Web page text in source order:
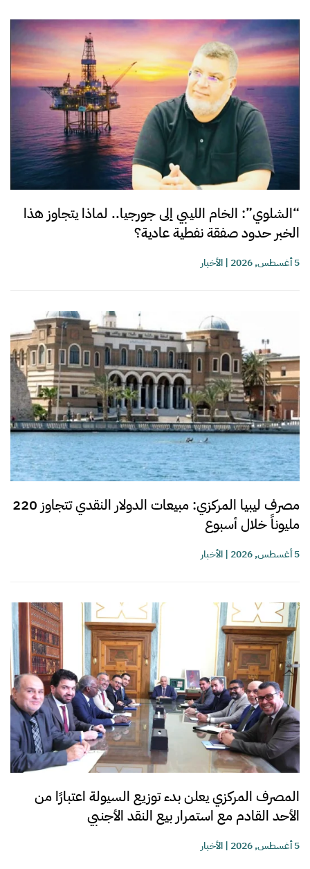
“الشلوي”: الخام الليبي إلى جورجيا.. لماذا يتجاوز هذا
الخبر حدود صفقة نفطية عادية؟
5 أغسطس, 2026 |الأخبار
مصرف ليبيا المركزي: مبيعات الدولار النقدي تتجاوز 220
مليوناً خلال أسبوع
5 أغسطس, 2026 |الأخبار
المصرف المركزي يعلن بدء توزيع السيولة اعتبارًا من
الأحد القادم مع استمرار بيع النقد الأجنبي
5 أغسطس, 2026 |الأخبار